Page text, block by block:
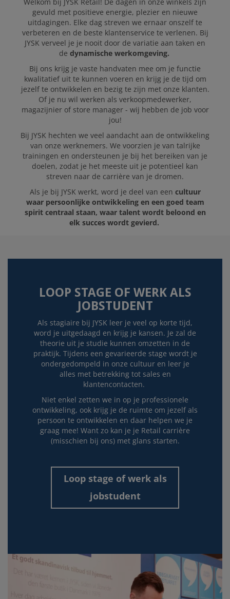
gevuld met positieve energie, plezier en nieuwe
uitdagingen. Elke dag streven we ernaar onszelf te
verbeteren en de beste klantenservice te verlenen. Bij
JYSK verveel je je nooit door de variatie aan taken en
de dynamische werkomgeving.
Bij ons krijg je vaste handvaten mee om je functie
kwalitatief uit te kunnen voeren en krijg je de tijd om
jezelf te ontwikkelen en bezig te zijn met onze klanten.
Of je nu wil werken als verkoopmedewerker,
magazijnier of store manager - wij hebben de job voor
jou!
Bij JYSK hechten we veel aandacht aan de ontwikkeling
van onze werknemers. We voorzien je van talrijke
trainingen en ondersteunen je bij het bereiken van je
doelen, zodat je het meeste uit je potentieel kan
streven naar de carrière van je dromen.
Als je bij JYSK werkt, word je deel van een cultuur
waar persoonlijke ontwikkeling en een goed team
spirit centraal staan, waar talent wordt beloond en
elk succes wordt gevierd.
LOOP STAGE OF WERK ALS
JOBSTUDENT
Als stagiaire bij JYSK leer je veel op korte tijd,
word je uitgedaagd en krijg je kansen. Je zal de
theorie uit je studie kunnen omzetten in de
praktijk. Tijdens een gevarieerde stage wordt je
ondergedompeld in onze cultuur en leer je
alles met betrekking tot sales en
klantencontacten.
Niet enkel zetten we in op je professionele
ontwikkeling, ook krijg je de ruimte om jezelf als
persoon te ontwikkelen en daar helpen we je
graag mee! Want zo kan je je Retail carrière
(misschien bij ons) met glans starten.
Loop stage of werk als
jobstudent